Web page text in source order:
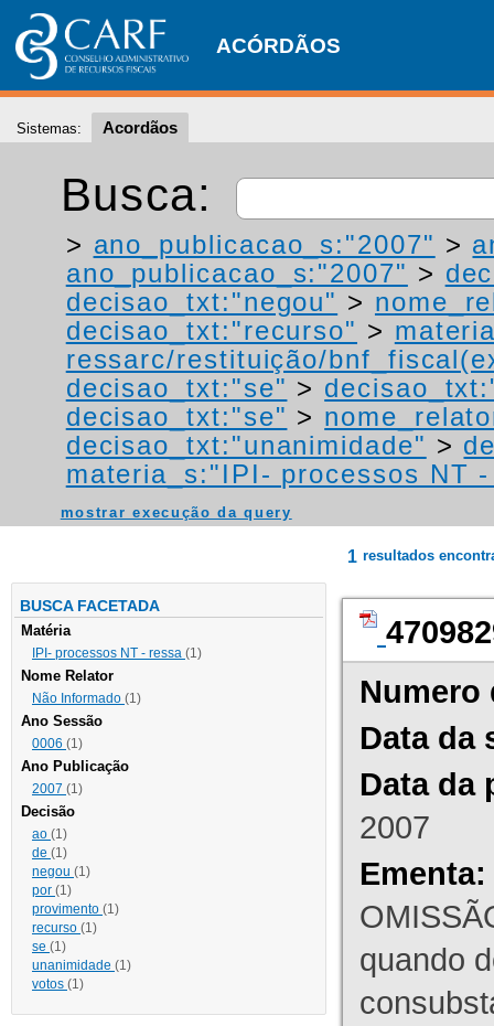
ACÓRDÃOS
Sistemas: Acordãos
Busca:
> ano_publicacao_s:"2007" >
ano_publicacao_s:"2007" >
decisao_txt:"negou" >
decisao_txt:"recurso" >
ressarc/restituição/
decisao_txt:"se" >
decisao_txt:"se" >
decisao_txt:"unanimidade" >
materia_s:"IPI- processos NT
mostrar execução da query
BUSCA FACETADA
Matéria
IPI- processos NT - ressa (1)
Nome Relator
Não Informado (1)
Ano Sessão
0006 (1)
Ano Publicação
2007 (1)
Decisão
ao (1)
de (1)
negou (1)
por (1)
provimento (1)
recurso (1)
se (1)
unanimidade (1)
votos (1)
1 resultados
Numero
Data da
Data da
2007
Ementa:
quando